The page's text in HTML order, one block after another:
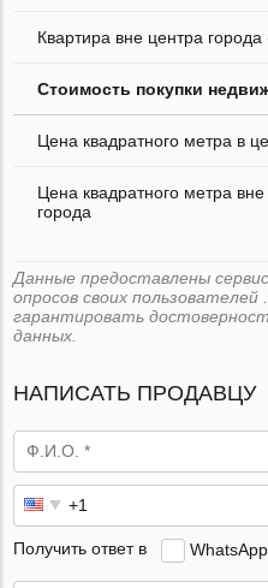
Квартира вне центра
Стоимость покупки
Цена квадратного метра в
Цена квадратного метра вне
города
Данные предоставлены
опросов своих
гарантировать
данных.
НАПИСАТЬ ПРОДАВЦУ
Получить ответ в WhatsApp